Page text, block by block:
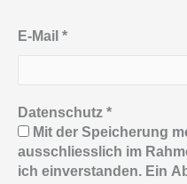
E-Mail *
Datenschutz *
Mit der Speicherung
ausschliesslich im
ich einverstanden. Ein